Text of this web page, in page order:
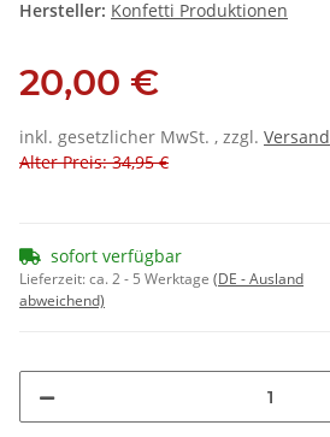
Hersteller: Konfetti Produktionen
20,00 €
inkl. gesetzlicher MwSt. , zzgl. Versand
Alter Preis: 34,95 €
sofort verfügbar
Lieferzeit:ca. 2 - 5 Werktage (DE - Ausland
abweichend)